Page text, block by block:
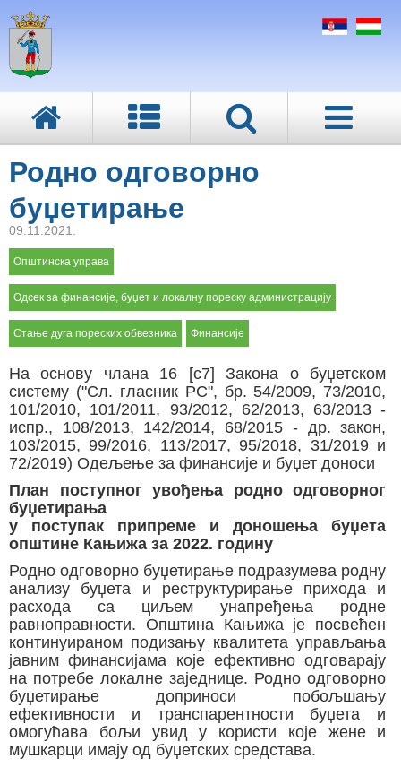
Родно одговорно
буџетирање
09.11.2021.
Општинска управа
Одсек за финансије, буџет и локалну пореску администрацију
Стање дуга пореских обвезника Финансије
На основу члана 16 [с7] Закона о буџетском
систему ("Сл. гласник РС", бр. 54/2009, 73/2010,
101/2010, 101/2011, 93/2012, 62/2013, 63/2013 -
испр., 108/2013, 142/2014, 68/2015 - др. закон,
103/2015, 99/2016, 113/2017, 95/2018, 31/2019 и
72/2019) Одељење за финансије и буџет доноси
План поступног увођења родно одговорног
буџетирања
у поступак припреме и доношења буџета
општине Кањижа за 2022. годину
Родно одговорно буџетирање подразумева родну
анализу буџета и реструктурирање прихода и
расхода са циљем унапређења родне
равноправности. Општина Кањижа је посвећен
континуираном подизању квалитета управљања
јавним финансијама које ефективно одговарају
на потребе локалне заједнице. Родно одговорно
буџетирање доприноси побољшању
ефективности и транспарентности буџета и
омогућава бољи увид у користи које жене и
мушкарци имају од буџетских средстава.